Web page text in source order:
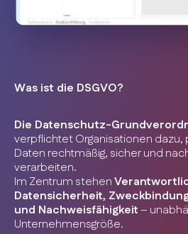
Was ist die DSGVO?
Die Datenschutz-
verpflichtet Organisationen
Daten rechtmäßig, sicher und
verarbeiten.
Im Zentrum stehen
Datensicherheit,
und Nachweisfähigkeit–
Unternehmensgröße.